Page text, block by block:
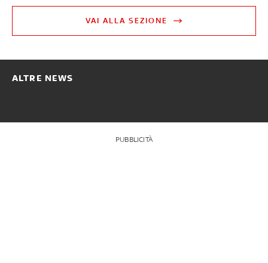
VAI ALLA SEZIONE
ALTRE NEWS
PUBBLICITÀ